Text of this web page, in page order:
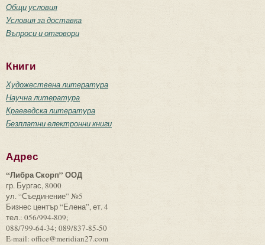
Общи условия
Условия за доставка
Въпроси и отговори
Книги
Художествена литература
Научна литература
Краеведска литература
Безплатни електронни книги
Адрес
“Либра Скорп” ООД
гр. Бургас, 8000
ул. “Съединение” №5
Бизнес център “Елена”, ет. 4
тел.: 056/994-809;
088/799-64-34; 089/837-85-50
E-mail: office@meridian27.com